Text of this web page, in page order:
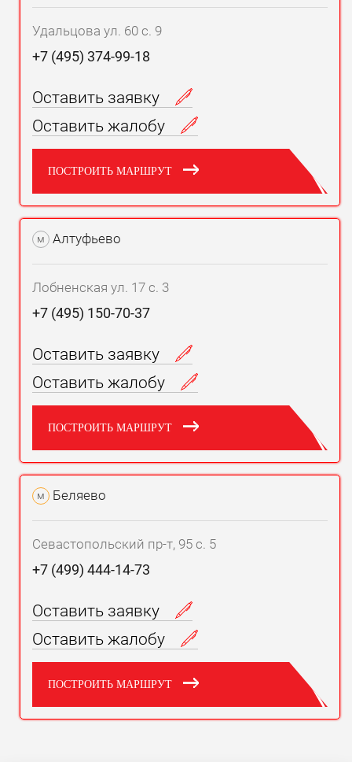
Удальцова ул. 60 с. 9
+7 (495) 374-99-18
Оставить заявку
Оставить жалобу
ПОСТРОИТЬ МАРШРУТ
м Алтуфьево
Лобненская ул. 17 с. 3
+7 (495) 150-70-37
Оставить заявку
Оставить жалобу
ПОСТРОИТЬ МАРШРУТ
м Беляево
Севастопольский пр-т, 95 с. 5
+7 (499) 444-14-73
Оставить заявку
Оставить жалобу
ПОСТРОИТЬ МАРШРУТ